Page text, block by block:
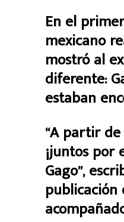
En el
mexicano
mostró al
diferente:
estaban
“A partir
¡juntos por
Gago”,
publicación